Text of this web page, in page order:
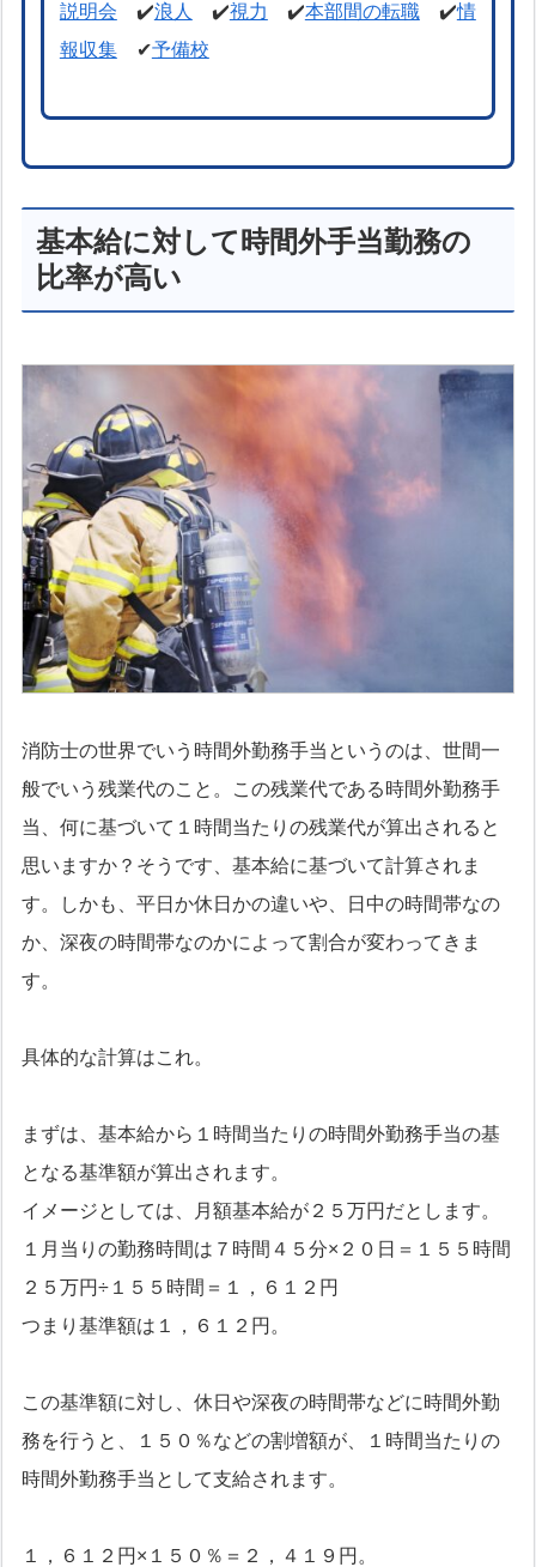
説明会 ✔️浪人 ✔️視力 ✔️本部間の転職✔️情
報収集✔予備校
基本給に対して時間外手当勤務の
比率が高い
消防士の世界でいう時間外勤務手当というのは、世間一
般でいう残業代のこと。この残業代である時間外勤務手
当、何に基づいて１時間当たりの残業代が算出されると
思いますか？そうです、基本給に基づいて計算されま
す。しかも、平日か休日かの違いや、日中の時間帯なの
か、深夜の時間帯なのかによって割合が変わってきま
す。
具体的な計算はこれ。
まずは、基本給から１時間当たりの時間外勤務手当の基
となる基準額が算出されます。
イメージとしては、月額基本給が２５万円だとします。
１月当りの勤務時間は７時間４５分×２０日＝１５５時間
２５万円÷１５５時間＝１，６１２円
つまり基準額は１，６１２円。
この基準額に対し、休日や深夜の時間帯などに時間外勤
務を行うと、１５０％などの割増額が、１時間当たりの
時間外勤務手当として支給されます。
１，６１２円×１５０％＝２，４１９円。